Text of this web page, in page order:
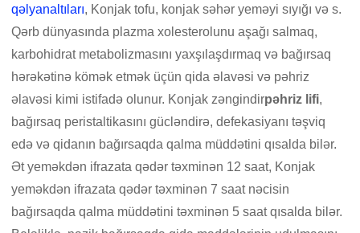
qəlyanaltıları, Konjak tofu, konjak səhər yeməyi sıyığı və s.
Qərb dünyasında plazma xolesterolunu aşağı salmaq,
karbohidrat metabolizmasını yaxşılaşdırmaq və bağırsaq
hərəkətinə kömək etmək üçün qida əlavəsi və pəhriz
əlavəsi kimi istifadə olunur. Konjak zəngindirpəhriz lifi,
bağırsaq peristaltikasını gücləndirə, defekasiyanı təşviq
edə və qidanın bağırsaqda qalma müddətini qısalda bilər.
Ət yeməkdən ifrazata qədər təxminən 12 saat, Konjak
yeməkdən ifrazata qədər təxminən 7 saat nəcisin
bağırsaqda qalma müddətini təxminən 5 saat qısalda bilər.